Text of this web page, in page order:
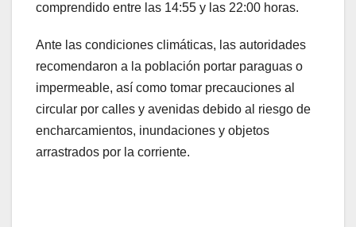
comprendido entre las 14:55 y las 22:00 horas.
Ante las condiciones climáticas, las autoridades
recomendaron a la población portar paraguas o
impermeable, así como tomar precauciones al
circular por calles y avenidas debido al riesgo de
encharcamientos, inundaciones y objetos
arrastrados por la corriente.